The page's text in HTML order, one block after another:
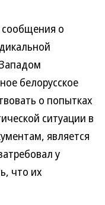
о
белорусское
о попытках
ситуации в
является
у
что их